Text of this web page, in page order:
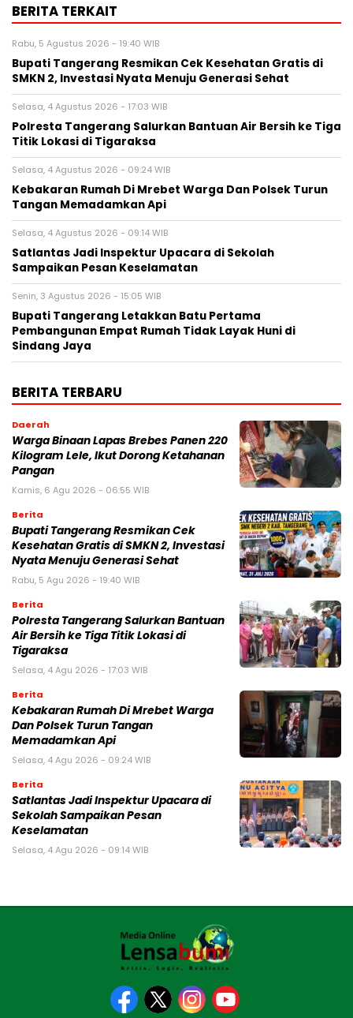
BERITA TERKAIT
Rabu, 5 Agustus 2026 - 19:40 WIB
‎Bupati Tangerang Resmikan Cek Kesehatan Gratis di
SMKN 2, Investasi Nyata Menuju Generasi Sehat
Selasa, 4 Agustus 2026 - 17:03 WIB
Polresta Tangerang Salurkan Bantuan Air Bersih ke Tiga
Titik Lokasi di Tigaraksa
Selasa, 4 Agustus 2026 - 09:24 WIB
Kebakaran Rumah Di Mrebet Warga Dan Polsek Turun
Tangan Memadamkan Api
Selasa, 4 Agustus 2026 - 09:14 WIB
Satlantas Jadi Inspektur Upacara di Sekolah
Sampaikan Pesan Keselamatan
Senin, 3 Agustus 2026 - 15:05 WIB
Bupati Tangerang Letakkan Batu Pertama
Pembangunan Empat Rumah Tidak Layak Huni di
Sindang Jaya
BERITA TERBARU
Daerah
Warga Binaan Lapas Brebes Panen 220
Kilogram Lele, Ikut Dorong Ketahanan
Pangan
Kamis, 6 Agu 2026 - 06:55 WIB
Berita
‎Bupati Tangerang Resmikan Cek
Kesehatan Gratis di SMKN 2, Investasi
Nyata Menuju Generasi Sehat
Rabu, 5 Agu 2026 - 19:40 WIB
Berita
Polresta Tangerang Salurkan Bantuan
Air Bersih ke Tiga Titik Lokasi di
Tigaraksa
Selasa, 4 Agu 2026 - 17:03 WIB
Berita
Kebakaran Rumah Di Mrebet Warga
Dan Polsek Turun Tangan
Memadamkan Api
Selasa, 4 Agu 2026 - 09:24 WIB
Berita
Satlantas Jadi Inspektur Upacara di
Sekolah Sampaikan Pesan
Keselamatan
Selasa, 4 Agu 2026 - 09:14 WIB